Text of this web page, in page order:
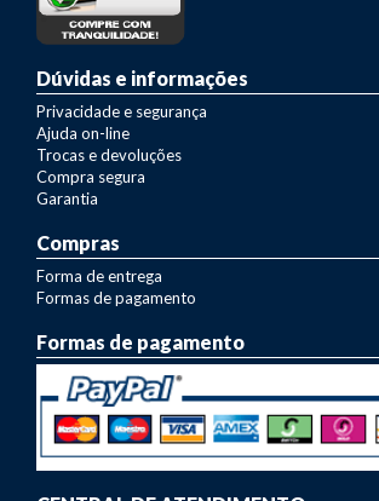
Dúvidas e informações
Privacidade e segurança
Ajuda on-line
Trocas e devoluções
Compra segura
Garantia
Compras
Forma de entrega
Formas de pagamento
Formas de pagamento